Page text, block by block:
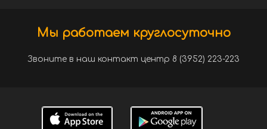
Мы работаем круглосуточно
Звоните в наш контакт центр 8 (3952) 223-223